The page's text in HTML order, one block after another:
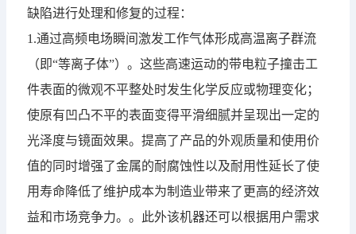
缺陷进行处理和修复的过程：
1.通过高频电场瞬间激发工作气体形成高温离子群流
（即“等离子体”）。这些高速运动的带电粒子撞击工
件表面的微观不平整处时发生化学反应或物理变化；
使原有凹凸不平的表面变得平滑细腻并呈现出一定的
光泽度与镜面效果。提高了产品的外观质量和使用价
值的同时增强了金属的耐腐蚀性以及耐用性延长了使
用寿命降低了维护成本为制造业带来了更高的经济效
益和市场竞争力。。此外该机器还可以根据用户需求